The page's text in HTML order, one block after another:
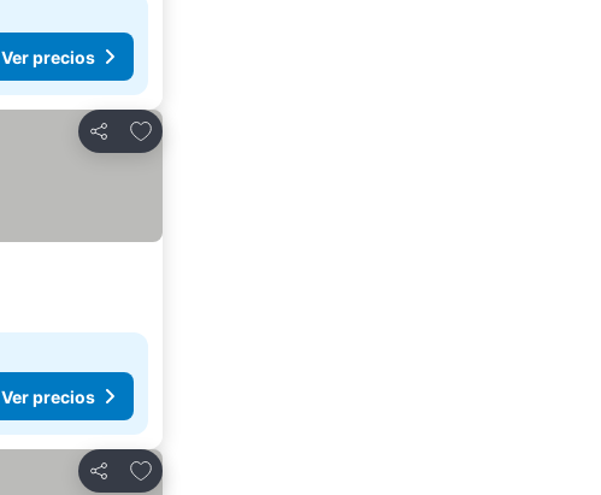
Ver precios
Compartir
Agregar a favoritos
Ver precios
Compartir
Agregar a favoritos